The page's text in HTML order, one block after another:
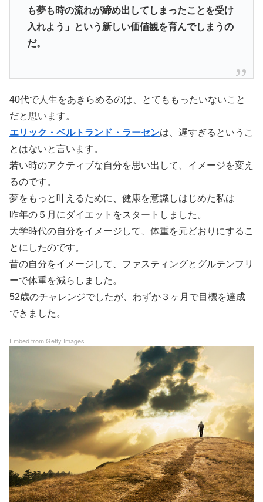
も夢も時の流れが締め出してしまったことを受け
入れよう」という新しい価値観を育んでしまうの
だ。
40代で人生をあきらめるのは、とてももったいないこと
だと思います。
エリック・ベルトランド・ラーセンは、遅すぎるというこ
とはないと言います。
若い時のアクティブな自分を思い出して、イメージを変え
るのです。
夢をもっと叶えるために、健康を意識しはじめた私は
昨年の５月にダイエットをスタートしました。
大学時代の自分をイメージして、体重を元どおりにするこ
とにしたのです。
昔の自分をイメージして、ファスティングとグルテンフリ
ーで体重を減らしました。
52歳のチャレンジでしたが、わずか３ヶ月で目標を達成
できました。
Embed from Getty Images